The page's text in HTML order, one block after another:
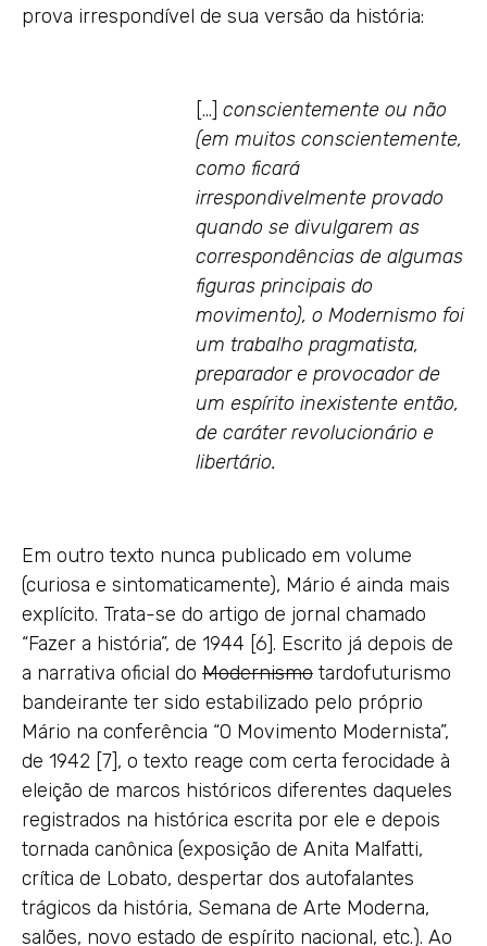
prova irrespondível de sua versão da história:
[…] conscientemente ou não
(em muitos conscientemente,
como ficará
irrespondivelmente provado
quando se divulgarem as
correspondências de algumas
figuras principais do
movimento), o Modernismo foi
um trabalho pragmatista,
preparador e provocador de
um espírito inexistente então,
de caráter revolucionário e
libertário.
Em outro texto nunca publicado em volume
(curiosa e sintomaticamente), Mário é ainda mais
explícito. Trata-se do artigo de jornal chamado
“Fazer a história”, de 1944 [6]. Escrito já depois de
a narrativa oficial do Modernismo tardofuturismo
bandeirante ter sido estabilizado pelo próprio
Mário na conferência “O Movimento Modernista”,
de 1942 [7], o texto reage com certa ferocidade à
eleição de marcos históricos diferentes daqueles
registrados na histórica escrita por ele e depois
tornada canônica (exposição de Anita Malfatti,
crítica de Lobato, despertar dos autofalantes
trágicos da história, Semana de Arte Moderna,
salões, novo estado de espírito nacional, etc.). Ao